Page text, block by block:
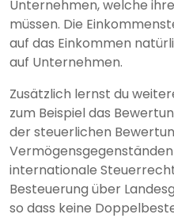
Unternehmen, welche
müssen. Die
auf das Einkommen
auf Unternehmen.
Zusätzlich lernst du
zum Beispiel das
der steuerlichen
internationale
Besteuerung über
so dass keine